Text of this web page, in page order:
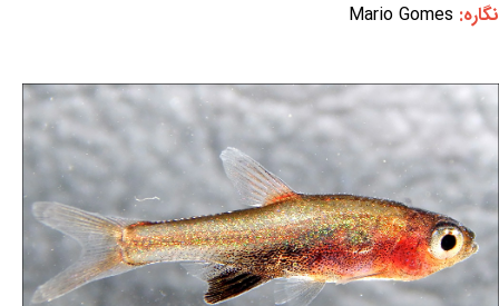
نگاره: Mario Gomes